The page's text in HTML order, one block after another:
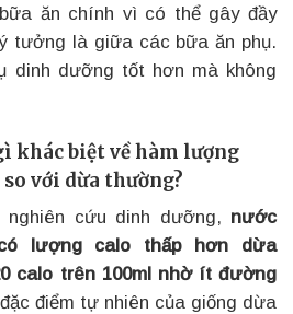
ăn chính vì có thể gây đầy
tưởng là giữa các bữa ăn phụ.
dinh dưỡng tốt hơn mà không
khác biệt về hàm lượng
với dừa thường?
cứu dinh dưỡng, nước
lượng calo thấp hơn dừa
calo trên 100ml nhờ ít đường
điểm tự nhiên của giống dừa